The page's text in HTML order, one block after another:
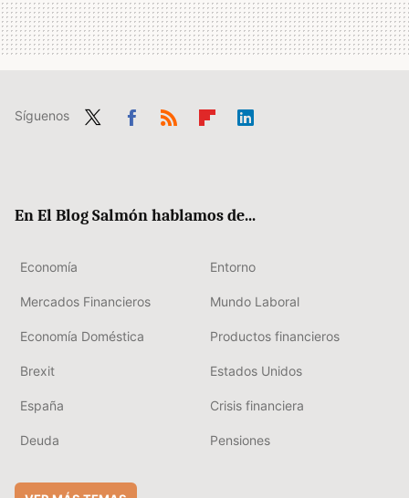
Síguenos
En El Blog Salmón hablamos de...
Economía Entorno
Mercados Financieros Mundo Laboral
Economía Doméstica Productos financieros
Brexit Estados Unidos
España Crisis financiera
Deuda Pensiones